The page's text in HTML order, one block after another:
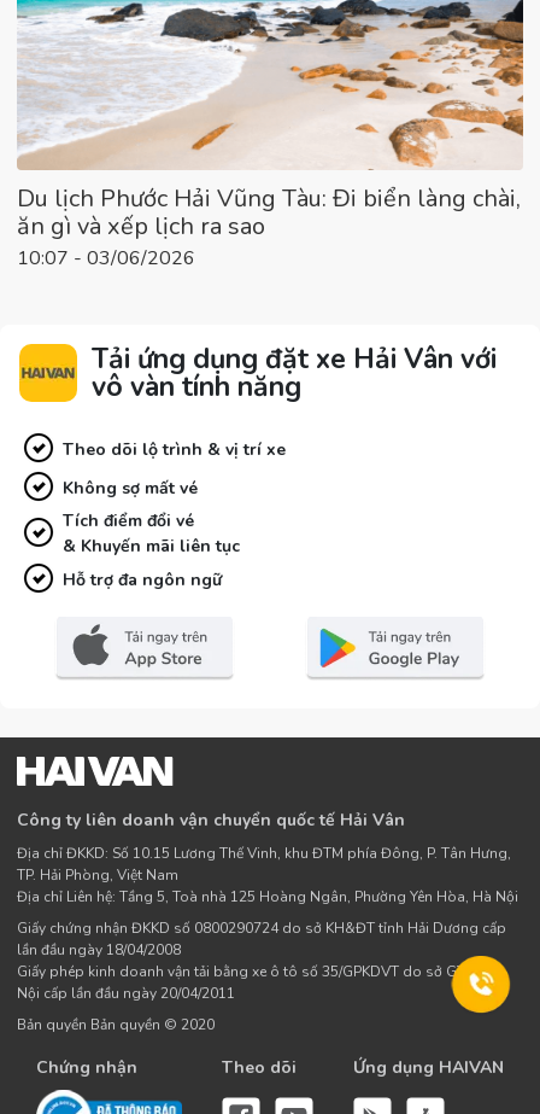
Du lịch Phước Hải Vũng Tàu: Đi biển làng chài,
ăn gì và xếp lịch ra sao
10:07 - 03/06/2026
Tải ứng dụng đặt xe Hải Vân với
vô vàn tính năng
Theo dõi lộ trình & vị trí xe
Không sợ mất vé
Tích điểm đổi vé
& Khuyến mãi liên tục
Hỗ trợ đa ngôn ngữ
Công ty liên doanh vận chuyển quốc tế Hải Vân
Địa chỉ ĐKKD: Số 10.15 Lương Thế Vinh, khu ĐTM phía Đông, P. Tân Hưng,
TP. Hải Phòng, Việt Nam
Địa chỉ Liên hệ: Tầng 5, Toà nhà 125 Hoàng Ngân, Phường Yên Hòa, Hà Nội
Giấy chứng nhận ĐKKD số 0800290724 do sở KH&ĐT tỉnh Hải Dương cấp
lần đầu ngày 18/04/2008
Giấy phép kinh doanh vận tải bằng xe ô tô số 35/GPKDVT do sở GTVT Hà
Nội cấp lần đầu ngày 20/04/2011
Bản quyền Bản quyền © 2020
Chứng nhận Theo dõi Ứng dụng HAIVAN